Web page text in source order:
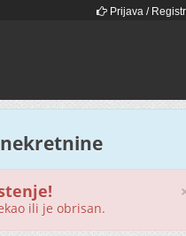
Prijava /
ili je obrisan.